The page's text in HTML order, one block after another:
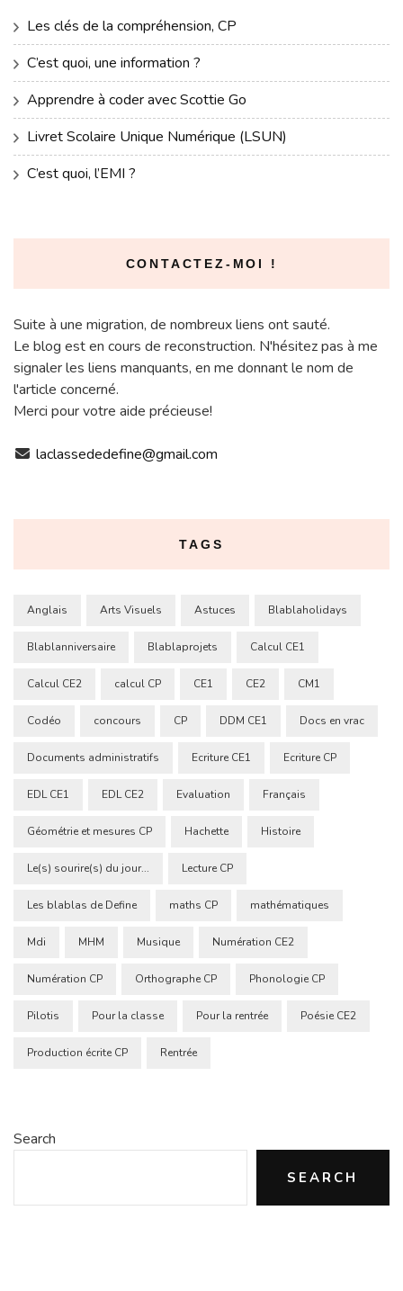
Les clés de la compréhension, CP
C’est quoi, une information ?
Apprendre à coder avec Scottie Go
Livret Scolaire Unique Numérique (LSUN)
C’est quoi, l’EMI ?
CONTACTEZ-MOI !
Suite à une migration, de nombreux liens ont sauté.
Le blog est en cours de reconstruction. N'hésitez pas à me
signaler les liens manquants, en me donnant le nom de
l'article concerné.
Merci pour votre aide précieuse!
laclassededefine@gmail.com
TAGS
Anglais Arts Visuels Astuces Blablaholidays
Blablanniversaire Blablaprojets Calcul CE1
Calcul CE2 calcul CP CE1 CE2 CM1
Codéo concours CP DDM CE1 Docs en vrac
Documents administratifs Ecriture CE1 Ecriture CP
EDL CE1 EDL CE2 Evaluation Français
Géométrie et mesures CP Hachette Histoire
Le(s) sourire(s) du jour... Lecture CP
Les blablas de Define maths CP mathématiques
Mdi MHM Musique Numération CE2
Numération CP Orthographe CP Phonologie CP
Pilotis Pour la classe Pour la rentrée Poésie CE2
Production écrite CP Rentrée
Search
SEARCH